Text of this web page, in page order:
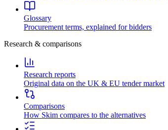
Glossary
Procurement terms, explained for bidders
Research & comparisons
Research reports
Original data on the UK & EU tender market
Comparisons
How Skim compares to the alternatives